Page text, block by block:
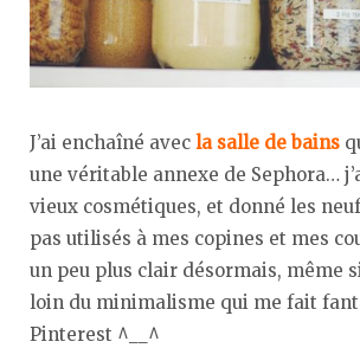
J’ai enchaîné avec la salle de bains
une véritable annexe de Sephora…
vieux cosmétiques, et donné les
pas utilisés à mes copines et mes
un peu plus clair désormais, même
loin du minimalisme qui me fait
Pinterest ^__^